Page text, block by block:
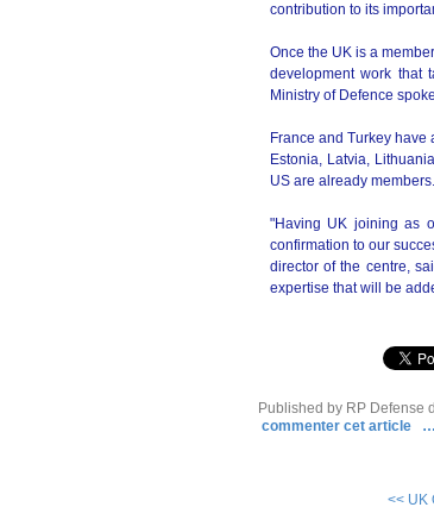
contribution to its
Once the UK is a
development work that
Ministry of Defence
France and Turkey
Estonia, Latvia,
US are already members.
"Having UK joining as
confirmation to our
director of the centre,
expertise that will be
Published by RP Defense
commenter cet article
…
<< UK